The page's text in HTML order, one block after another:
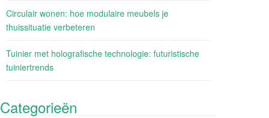
Circulair wonen: hoe modulaire meubels je
thuissituatie verbeteren
Tuinier met holografische technologie: futuristische
tuiniertrends
Categorieën